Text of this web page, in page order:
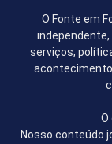
O Fonte em
serviços,
O
Nosso conteúdo